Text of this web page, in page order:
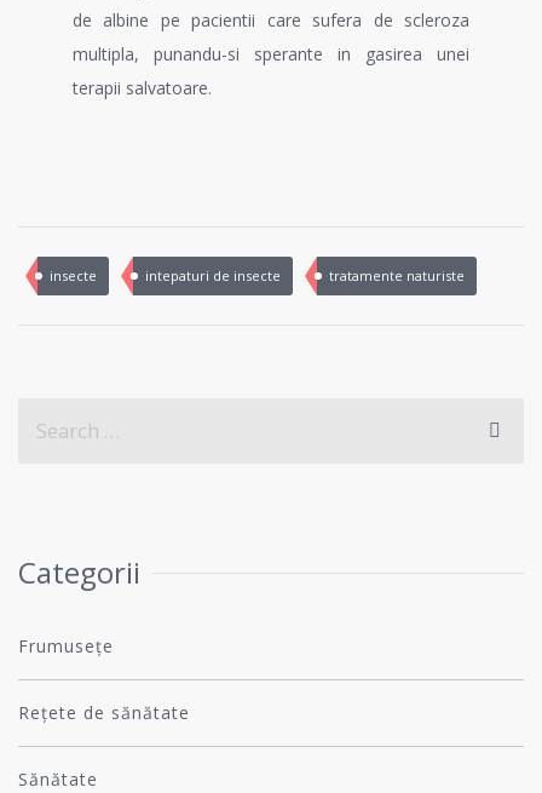
de albine pe pacientii care sufera de scleroza
multipla, punandu-si sperante in gasirea unei
terapii salvatoare.
insecte intepaturi de insecte tratamente naturiste
Categorii
Frumusețe
Rețete de sănătate
Sănătate